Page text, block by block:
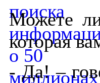
Можете
которая
- Да! –